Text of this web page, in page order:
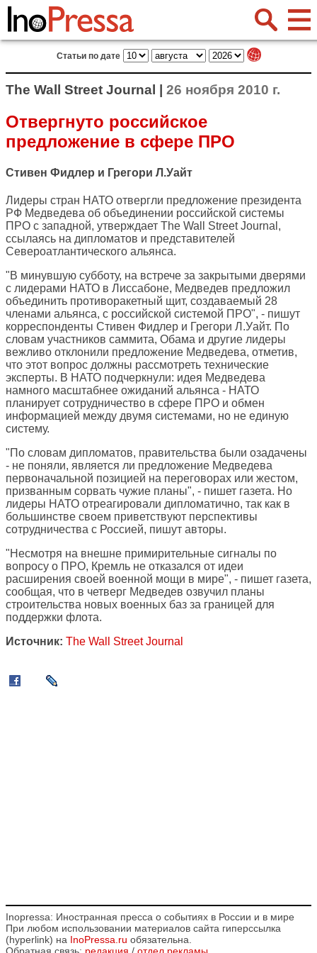
Статьи по дате
The Wall Street Journal | 26 ноября 2010 г.
Отвергнуто российское
предложение в сфере ПРО
Стивен Фидлер и Грегори Л.Уайт
Лидеры стран НАТО отвергли предложение президента
РФ Медведева об объединении российской системы
ПРО с западной, утверждает The Wall Street Journal ,
ссылаясь на дипломатов и представителей
Североатлантического альянса.
"В минувшую субботу, на встрече за закрытыми дверями
с лидерами НАТО в Лиссабоне, Медведев предложил
объединить противоракетный щит, создаваемый 28
членами альянса, с российской системой ПРО", - пишут
корреспонденты Стивен Фидлер и Грегори Л.Уайт. По
словам участников саммита, Обама и другие лидеры
вежливо отклонили предложение Медведева, отметив,
что этот вопрос должны рассмотреть технические
эксперты. В НАТО подчеркнули: идея Медведева
намного масштабнее ожиданий альянса - НАТО
планирует сотрудничество в сфере ПРО и обмен
информацией между двумя системами, но не единую
систему.
"По словам дипломатов, правительства были озадачены
- не поняли, является ли предложение Медведева
первоначальной позицией на переговорах или жестом,
призванным сорвать чужие планы", - пишет газета. Но
лидеры НАТО отреагировали дипломатично, так как в
большинстве своем приветствуют перспективы
сотрудничества с Россией, пишут авторы.
"Несмотря на внешне примирительные сигналы по
вопросу о ПРО, Кремль не отказался от идеи
расширения своей военной мощи в мире", - пишет газета,
сообщая, что в четверг Медведев озвучил планы
строительства новых военных баз за границей для
поддержки флота.
Источник: The Wall Street Journal
Inopressa: Иностранная пресса о событиях в России и в мире
При любом использовании материалов сайта гиперссылка
(hyperlink) на InoPressa.ru обязательна.